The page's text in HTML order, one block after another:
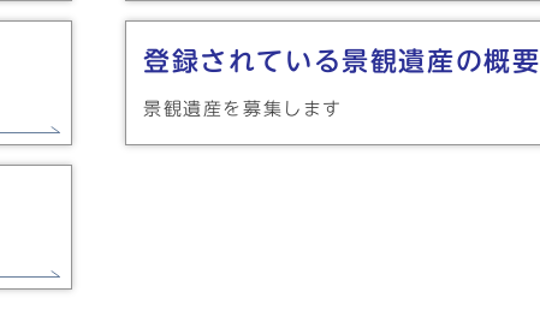
登録されている景観遺産の概要
景観遺産を募集します